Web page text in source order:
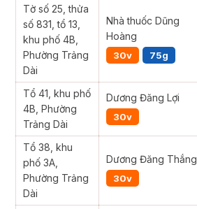
Tờ số 25, thửa
số 831, tổ 13,
khu phố 4B,
Phường Trảng
Dài
Nhà thuốc Dũng
Hoàng
30v 75g
Tổ 41, khu phố
4B, Phường
Trảng Dài
Dương Đăng Lợi
30v
Tổ 38, khu
phố 3A,
Phường Trảng
Dài
Dương Đăng Thắng
30v